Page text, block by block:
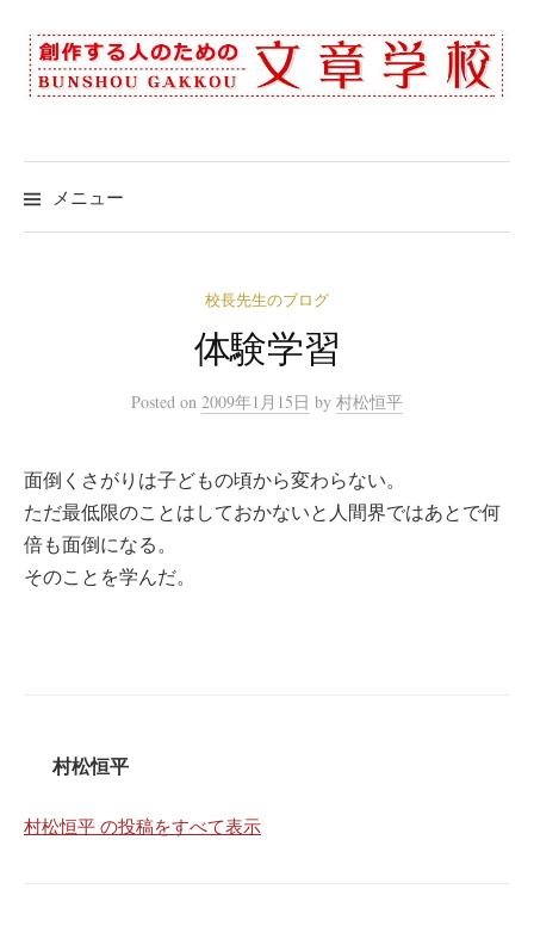
ン
テ
ス
キ
メニュー
校長先生のブログ
体験学習
Posted on 2009年1月15日 by 村松恒平
面倒くさがりは子どもの頃から変わらない。
ただ最低限のことはしておかないと人間界ではあとで何
倍も面倒になる。
そのことを学んだ。
村松恒平
村松恒平 の投稿をすべて表示